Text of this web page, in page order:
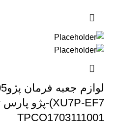
TPCO1703111001